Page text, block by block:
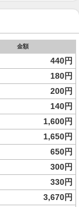
金額
440円
180円
200円
140円
1,600円
1,650円
650円
300円
330円
3,670円